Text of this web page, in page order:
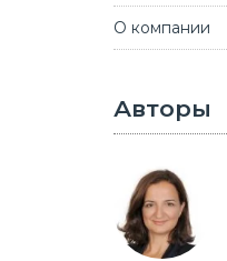
О компании
Авторы